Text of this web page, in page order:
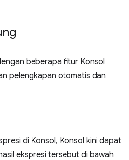
beberapa fitur Konsol
pelengkapan otomatis dan
di Konsol, Konsol kini dapat
ekspresi tersebut di bawah